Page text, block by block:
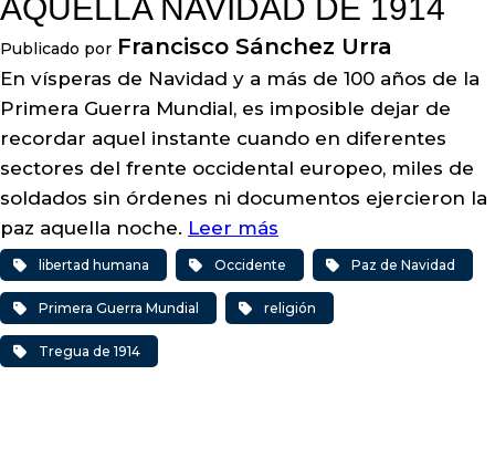
AQUELLA NAVIDAD DE 1914
Publicado por Francisco Sánchez Urra
En vísperas de Navidad y a más de 100 años de la
Primera Guerra Mundial, es imposible dejar de
recordar aquel instante cuando en diferentes
sectores del frente occidental europeo, miles de
soldados sin órdenes ni documentos ejercieron la
paz aquella noche. Leer más
libertad humana Occidente Paz de Navidad
Primera Guerra Mundial religión
Tregua de 1914